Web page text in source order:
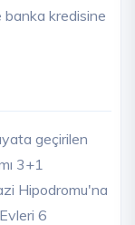
banka kredisine
geçirilen
3+1
Hipodromu'na
6